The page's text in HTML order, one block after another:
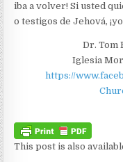
iba a volver! Si usted
o testigos de Jehová,
Dr. Tom
Iglesia
https://
This post is also